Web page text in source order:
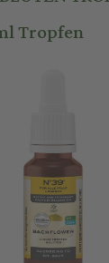
Tropfen